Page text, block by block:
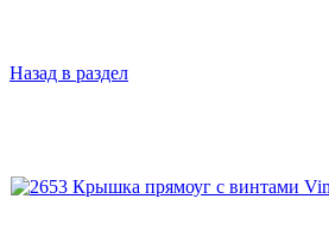
Назад в раздел